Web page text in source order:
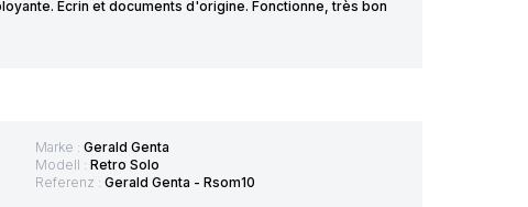
Ecrin et documents d'origine. Fonctionne, très bon
Marke : Gerald Genta
Modell : Retro Solo
Referenz : Gerald Genta - Rsom10